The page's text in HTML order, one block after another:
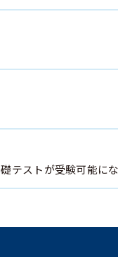
テストが受験可能に